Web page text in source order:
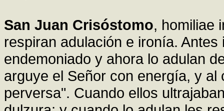
San Juan Crisóstomo, homiliae
respiran adulación e ironía.
endemoniado y ahora lo adulan
arguye el Señor con energía, y
perversa". Cuando ellos